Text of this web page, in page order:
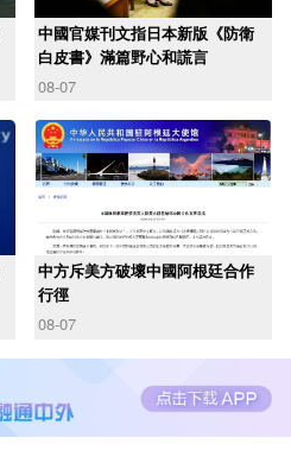
中國官媒刊文指日本新版《防衛
白皮書》滿篇野心和謊言
08-07
中方斥美方破壞中國阿根廷合作
行徑
08-07